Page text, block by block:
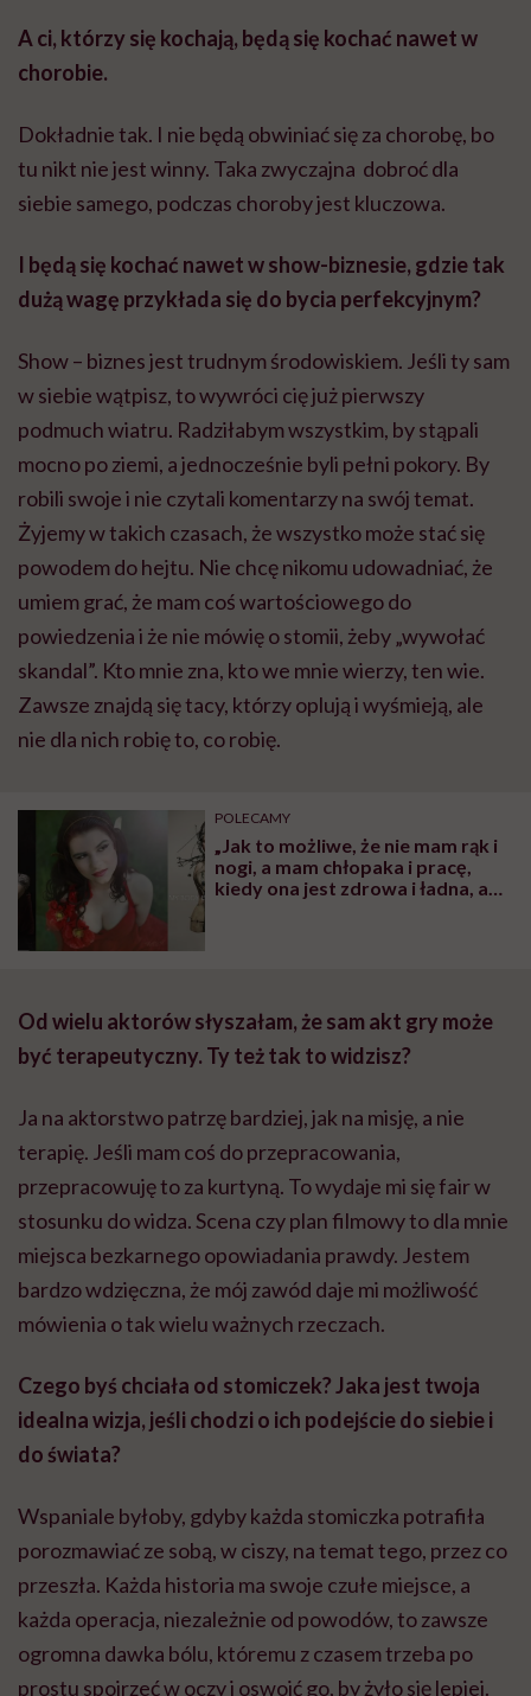
A ci, którzy się kochają, będą się kochać nawet w
chorobie.
Dokładnie tak. I nie będą obwiniać się za chorobę, bo
tu nikt nie jest winny. Taka zwyczajna dobroć dla
siebie samego, podczas choroby jest kluczowa.
I będą się kochać nawet w show-biznesie, gdzie tak
dużą wagę przykłada się do bycia perfekcyjnym?
Show – biznes jest trudnym środowiskiem. Jeśli ty sam
w siebie wątpisz, to wywróci cię już pierwszy
podmuch wiatru. Radziłabym wszystkim, by stąpali
mocno po ziemi, a jednocześnie byli pełni pokory. By
robili swoje i nie czytali komentarzy na swój temat.
Żyjemy w takich czasach, że wszystko może stać się
powodem do hejtu. Nie chcę nikomu udowadniać, że
umiem grać, że mam coś wartościowego do
powiedzenia i że nie mówię o stomii, żeby „wywołać
skandal”. Kto mnie zna, kto we mnie wierzy, ten wie.
Zawsze znajdą się tacy, którzy oplują i wyśmieją, ale
nie dla nich robię to, co robię.
POLECAMY
„Jak to możliwe, że nie mam rąk i
nogi, a mam chłopaka i pracę,
kiedy ona jest zdrowa i ładna, a
Od wielu aktorów słyszałam, że sam akt gry może
być terapeutyczny. Ty też tak to widzisz?
Ja na aktorstwo patrzę bardziej, jak na misję, a nie
terapię. Jeśli mam coś do przepracowania,
przepracowuję to za kurtyną. To wydaje mi się fair w
stosunku do widza. Scena czy plan filmowy to dla mnie
miejsca bezkarnego opowiadania prawdy. Jestem
bardzo wdzięczna, że mój zawód daje mi możliwość
mówienia o tak wielu ważnych rzeczach.
Czego byś chciała od stomiczek? Jaka jest twoja
idealna wizja, jeśli chodzi o ich podejście do siebie i
do świata?
Wspaniale byłoby, gdyby każda stomiczka potrafiła
porozmawiać ze sobą, w ciszy, na temat tego, przez co
przeszła. Każda historia ma swoje czułe miejsce, a
każda operacja, niezależnie od powodów, to zawsze
ogromna dawka bólu, któremu z czasem trzeba po
prostu spojrzeć w oczy i oswoić go, by żyło się lepiej.